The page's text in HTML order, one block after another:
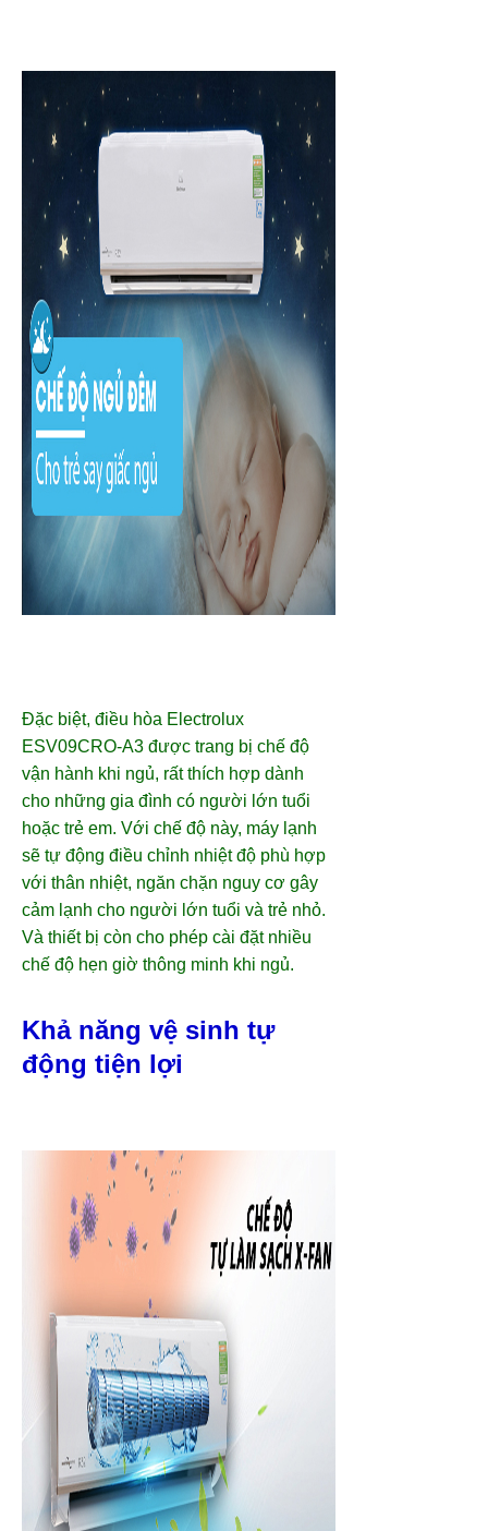
Đặc biệt, điều hòa Electrolux
ESV09CRO-A3 được trang bị chế độ
vận hành khi ngủ, rất thích hợp dành
cho những gia đình có người lớn tuổi
hoặc trẻ em. Với chế độ này, máy lạnh
sẽ tự động điều chỉnh nhiệt độ phù hợp
với thân nhiệt, ngăn chặn nguy cơ gây
cảm lạnh cho người lớn tuổi và trẻ nhỏ.
Và thiết bị còn cho phép cài đặt nhiều
chế độ hẹn giờ thông minh khi ngủ.
Khả năng vệ sinh tự
động tiện lợi